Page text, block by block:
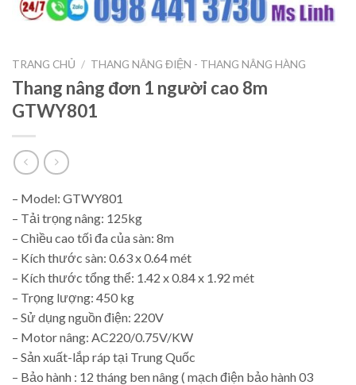
TRANG CHỦ / THANG NÂNG ĐIỆN - THANG NÂNG HÀNG
Thang nâng đơn 1 người cao 8m
GTWY801
– Model: GTWY801
– Tải trọng nâng: 125kg
– Chiều cao tối đa của sàn: 8m
– Kích thước sàn: 0.63 x 0.64 mét
– Kích thước tổng thể: 1.42 x 0.84 x 1.92 mét
– Trọng lượng: 450 kg
– Sử dụng nguồn điện: 220V
– Motor nâng: AC220/0.75V/KW
– Sản xuất-lắp ráp tại Trung Quốc
– Bảo hành : 12 tháng ben nâng ( mạch điện bảo hành 03